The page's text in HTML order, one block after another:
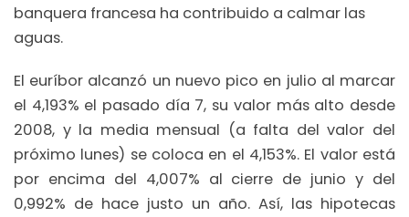
banquera francesa ha contribuido a calmar las
aguas.
El euríbor alcanzó un nuevo pico en julio al marcar
el 4,193% el pasado día 7, su valor más alto desde
2008, y la media mensual (a falta del valor del
próximo lunes) se coloca en el 4,153%. El valor está
por encima del 4,007% al cierre de junio y del
0,992% de hace justo un año. Así, las hipotecas